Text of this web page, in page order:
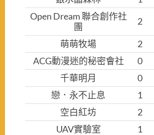
Open Dream 聯合創作社
團
2
萌萌牧場 2
ACG動漫迷的秘密會社
0
千華明月
0
戀．永不止息
1
空白紅坊
2
UAV實驗室
1